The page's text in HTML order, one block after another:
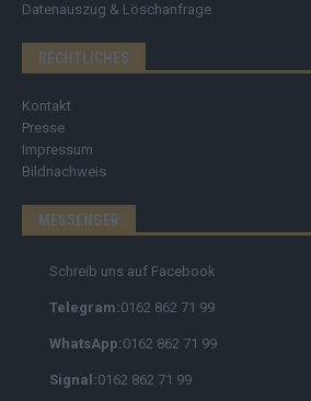
Datenauszug & Löschanfrage
RECHTLICHES
Kontakt
Presse
Impressum
Bildnachweis
MESSENGER
Schreib uns auf Facebook
Telegram:0162 862 71 99
WhatsApp:0162 862 71 99
Signal:0162 862 71 99